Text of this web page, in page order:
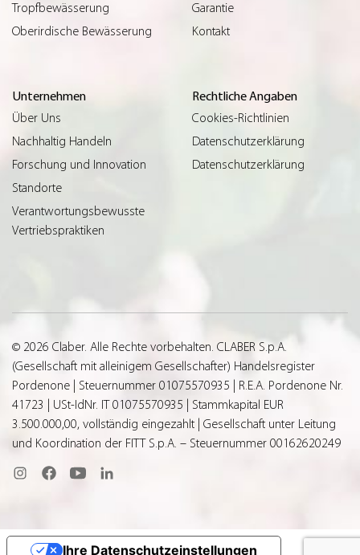
Tropfbewässerung
Oberirdische Bewässerung
Garantie
Kontakt
Unternehmen
Über Uns
Nachhaltig Handeln
Forschung und Innovation
Standorte
Verantwortungsbewusste
Vertriebspraktiken
Rechtliche Angaben
Cookies-Richtlinien
Datenschutzerklärung
Datenschutzerklärung
© 2026 Claber. Alle Rechte vorbehalten. CLABER S.p.A.
(Gesellschaft mit alleinigem Gesellschafter) Handelsregister
Pordenone | Steuernummer 01075570935 | R.E.A. Pordenone Nr.
41723 | USt-IdNr. IT 01075570935 | Stammkapital EUR
3.500.000,00, vollständig eingezahlt | Gesellschaft unter Leitung
und Koordination der FITT S.p.A. – Steuernummer 00162620249
Ihre Datenschutzeinstellungen